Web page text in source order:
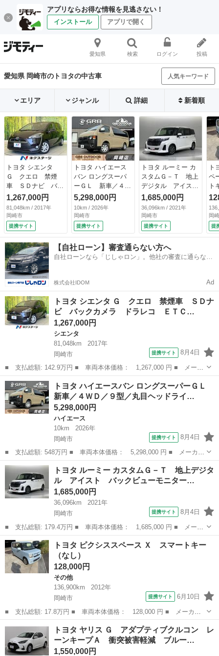
アプリならお得な情報を見逃さない！
インストール アプリで開く
愛知県 検索 ログイン 投稿
愛知県 岡崎市のトヨタの中古車 人気キーワード
エリア ジャンル 詳細 新着順
トヨタ シエンタ
Ｇ クエロ 禁煙
車 ＳＤナビ バッ
クカメラ ドラレ
コ ＥＴＣ Ｂｌｕ
ｅｔｏｏｔｈ再生
両側電動スライドド
ア セーフティセン
ス オートハイビー
ム 車線逸脱警報
ステアリングスイッ
チ オートエアコン
（車検整備付）
1,267,000円
81,048km / 2017年
岡崎市
提携サイト
トヨタ ハイエース
バン ロングスーパ
ーＧＬ 新車／４Ｗ
Ｄ／９型／丸目ヘッ
ドライト／グリルマ
ーカー／ベッドキッ
ト／電動スライドド
ア／デジタルインナ
ーミラー／シートヒ
ーター／寒冷地／レ
ーダークルーズコン
ングカー／車中泊
5,298,000円
10km / 2026年
岡崎市
提携サイト
トヨタ ルーミー カ
スタムＧ－Ｔ 地上
デジタル アイス
ト バックビューモ
ニター １オーナ
ー フルフラット
ＬＥＤライト クル
コン アルミホイー
ル 助手席エアバッ
ク 横滑り防止機
能 スマートキー
付）
1,685,000円
36,096km / 2021年
岡崎市
提携サイト
ト
ペ
ト
岡
提
【自社ローン】審査通らない方へ
自社ローンなら「じしゃロン」。他社の審査に通らなか
株式会社IDOM Ad
トヨタ シエンタ Ｇ クエロ 禁煙車 ＳＤナ
ビ バックカメラ ドラレコ ＥＴＣ…
1,267,000円
シエンタ
81,048km
2017年
岡崎市
提携サイト 8月4日
■ 支払総額: 142.9万円 ■ 車両本体価格： 1,267,000 円 ■ メーカ
ー名： トヨタ ■ 車種名： シエンタ ■ グレード名： Ｇ クエ
ロ 禁煙車 ＳＤナビ バックカメラ ドラレコ ＥＴＣ Ｂｌｕｅ
ｔｏｏｔ...
愛知 岡崎市 シエンタ
トヨタ ハイエースバン ロングスーパーＧＬ
新車／４ＷＤ／９型／丸目ヘッドライ…
5,298,000円
ハイエース
10km
2026年
岡崎市
提携サイト 8月4日
■ 支払総額: 548万円 ■ 車両本体価格： 5,298,000 円 ■ メーカー
名： トヨタ ■ 車種名： ハイエースバン ■ グレード名： ロン
グスーパーＧＬ 新車／４ＷＤ／９型／丸目ヘッドライト／グリルマ
ーカー／ベ...
愛知 岡崎市 ハイエース
トヨタ ルーミー カスタムＧ－Ｔ 地上デジタ
ル アイスト バックビューモニター…
1,685,000円
36,096km
2021年
岡崎市
提携サイト 8月4日
■ 支払総額: 179.4万円 ■ 車両本体価格： 1,685,000 円 ■ メーカ
ー名： トヨタ ■ 車種名： ルーミー ■ グレード名： カスタム
Ｇ－Ｔ 地上デジタル アイスト バックビューモニター １オーナ
ー フル...
愛知 岡崎市 トヨタ
トヨタ ピクシススペース Ｘ スマートキー
（なし）
128,000円
その他
136,900km
2012年
岡崎市
提携サイト 6月10日
■ 支払総額: 17.8万円 ■ 車両本体価格： 128,000 円 ■ メーカー
名： トヨタ ■ 車種名： ピクシススペース ■ グレード名：
Ｘ スマートキー ■ 排気量： 660cc ■ ドア枚数： 5D ■ ミッ
シ...
愛知 岡崎市 その他
トヨタ ヤリス Ｇ アダプティブクルコン レ
ーンキープＡ 衝突被害軽減 ブルー…
1,550,000円